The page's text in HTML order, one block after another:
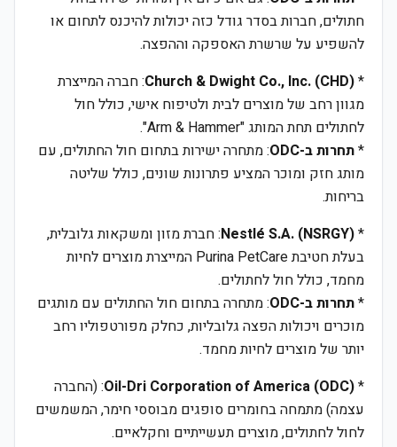
חתולים, חברות בסדר גודל כזה יכולות להיכנס לתחום או
להשפיע על שרשרת האספקה וההפצה.
*
Church & Dwight Co., Inc. (CHD): חברה המייצרת
מגוון רחב של מוצרים לבית ולטיפוח אישי, כולל חול
לחתולים תחת המותג "Arm & Hammer".
*תחרות ב-ODC
: מתחרה ישירות בתחום חול החתולים, עם
מותג חזק ומוכר המציע פתרונות שונים, כולל שליטה
בריחות.
*
Nestlé S.A. (NSRGY): חברת מזון ומשקאות גלובלית,
בעלת חטיבת Purina PetCare המייצרת מוצרים לחיות
מחמד, כולל חול לחתולים.
*תחרות ב-ODC
: מתחרה בתחום חול החתולים עם מותגים
מוכרים ויכולות הפצה גלובליות, כחלק מפורטפוליו רחב
יותר של מוצרים לחיות מחמד.
*
Oil-Dri Corporation of America (ODC): (החברה
עצמה) מתמחה בחומרים סופגים מבוססי חימר, המשמשים
לחול לחתולים, מוצרים תעשייתיים וחקלאיים.